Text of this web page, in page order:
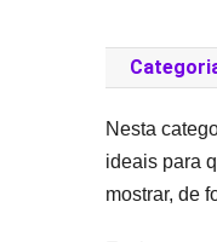
Nesta
ideais para
mostrar, de